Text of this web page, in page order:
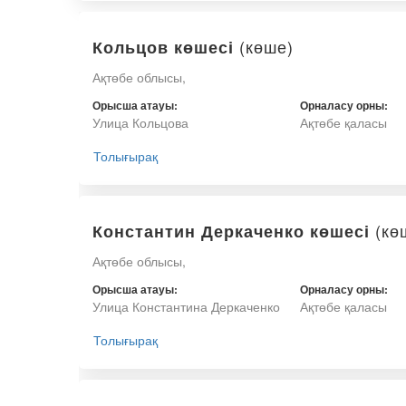
Кольцов көшесі (көше)
Ақтөбе облысы,
Орысша атауы:
Улица Кольцова
Орналасу орны:
Ақтөбе қаласы
Толығырақ
Константин Деркаченко көшесі
Ақтөбе облысы,
Орысша атауы:
Улица Константина Деркаченко
Орналасу орны:
Ақтөбе қаласы
Толығырақ